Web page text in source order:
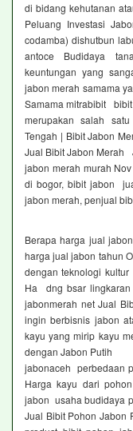
di bidang kehutanan
Peluang Investasi
codamba) dishutbun
antoce Budidaya
keuntungan yang
jabon merah samama
Samama mitrabibit
merupakan salah
Tengah | Bibit Jabon
Jual Bibit Jabon
jabon merah murah
di bogor, bibit jabon
jabon merah, penjual
Berapa harga jual
harga jual jabon tahun
dengan teknologi
Ha dng bsar
jabonmerah net Jual
ingin berbisnis jabon
kayu yang mirip kayu
dengan Jabon Putih
jabonaceh perbedaan
Harga kayu dari
jabon usaha budidaya
Jual Bibit Pohon Jabon